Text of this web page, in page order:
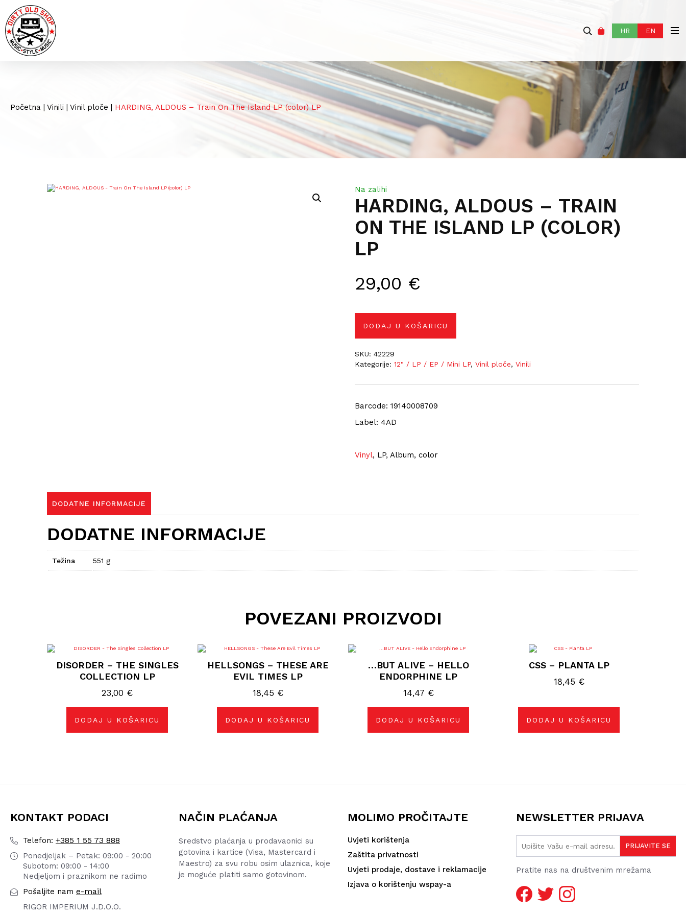
HR EN
Početna | Vinili | Vinil ploče | HARDING, ALDOUS – Train On The Island LP (color) LP
HARDING, ALDOUS – TRAIN
ON THE ISLAND LP (COLOR)
LP
29,00 €
Barcode: 19140008709
Label: 4AD
Vinyl, LP, Album, color
Na zalihi
DODAJ U KOŠARICU
SKU:42229
Kategorije:12" / LP / EP / Mini LP,Vinil ploče,Vinili
DODATNE INFORMACIJE
DODATNE INFORMACIJE
Težina 551 g
POVEZANI PROIZVODI
DISORDER – THE SINGLES
COLLECTION LP
23,00 €
DODAJ U KOŠARICU
HELLSONGS – THESE ARE
EVIL TIMES LP
18,45 €
DODAJ U KOŠARICU
…BUT ALIVE – HELLO
ENDORPHINE LP
14,47 €
DODAJ U KOŠARICU
CSS – PLANTA LP
18,45 €
DODAJ U KOŠARICU
KONTAKT PODACI
Telefon: +385 1 55 73 888
Ponedjeljak – Petak: 09:00 - 20:00
Subotom: 09:00 - 14:00
Nedjeljom i praznikom ne radimo
Pošaljite nam e-mail
RIGOR IMPERIUM J.D.O.O.
NAČIN PLAĆANJA
Sredstvo plaćanja u prodavaonici su
gotovina i kartice (Visa, Mastercard i
Maestro) za svu robu osim ulaznica, koje
je moguće platiti samo gotovinom.
MOLIMO PROČITAJTE
Uvjeti korištenja
Zaštita privatnosti
Uvjeti prodaje, dostave i reklamacije
Izjava o korištenju wspay-a
NEWSLETTER PRIJAVA
Pratite nas na društvenim mrežama